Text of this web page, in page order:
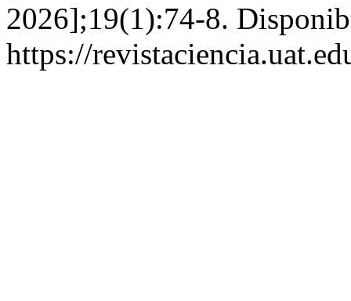
2026];19(1):74-8.
https://